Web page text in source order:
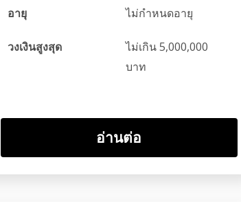
อายุ ไม่กำหนดอายุ
วงเงินสูงสุด
ไม่เกิน 5,000,000
บาท
อ่านต่อ